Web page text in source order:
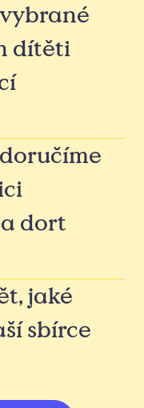
dítěti
dort
jaké
sbírce